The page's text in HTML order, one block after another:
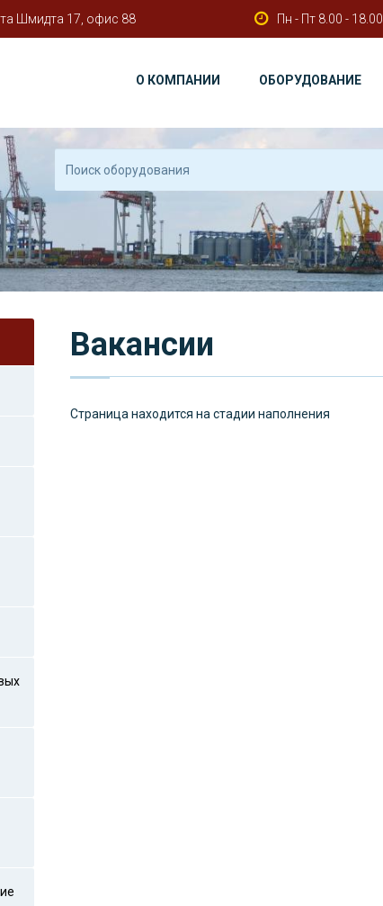
Шмидта 17, офис 88 Пн - Пт 8.00 - 18.00
О КОМПАНИИ ОБОРУДОВАНИЕ
Вакансии
Страница находится на стадии наполнения